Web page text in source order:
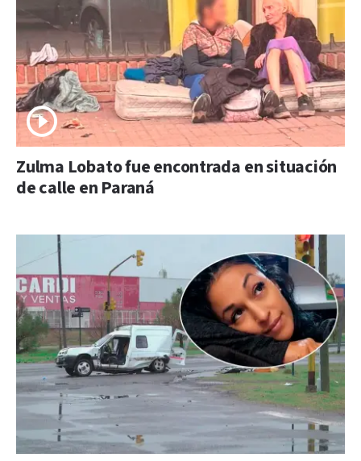
Zulma Lobato fue encontrada en situación
de calle en Paraná